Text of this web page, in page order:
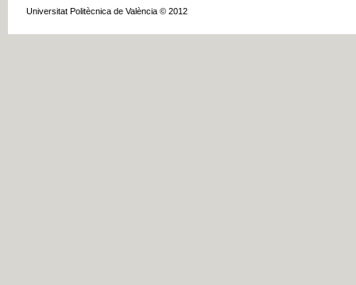
Universitat Politècnica de València © 2012